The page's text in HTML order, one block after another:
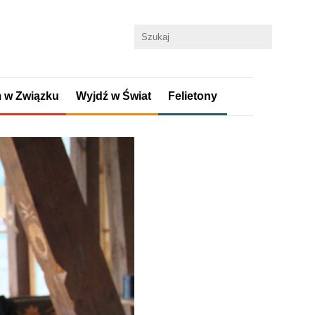
w Związku Wyjdź w Świat Felietony